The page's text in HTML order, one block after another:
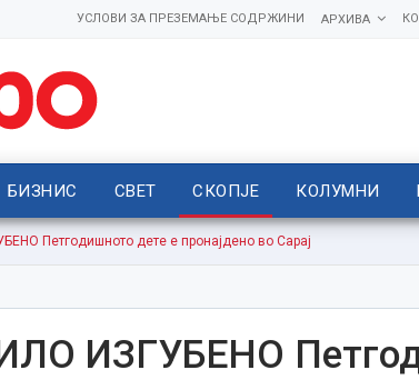
АРХИВА
УСЛОВИ ЗА ПРЕЗЕМАЊЕ СОДРЖИНИ
БИЗНИС СВЕТ СКОПЈЕ КОЛУМНИ
Петгодишното дете е пронајдено во Сарај
ИЗГУБЕНО